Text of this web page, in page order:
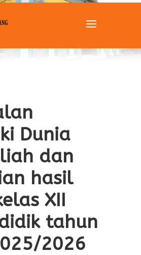
Dunia
dan
hasil
XII
tahun
2026